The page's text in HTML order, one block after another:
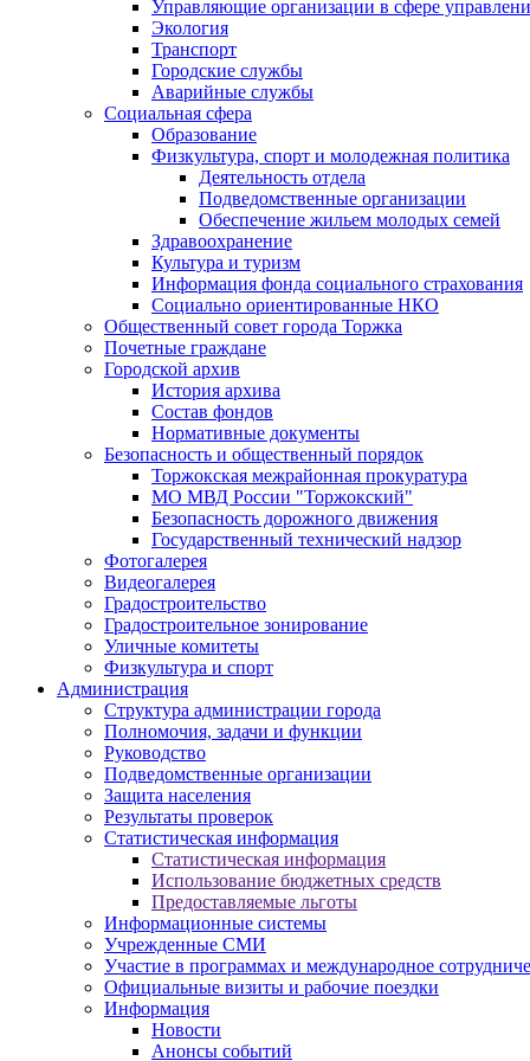
Управляющие организации в сфере
Экология
Транспорт
Городские службы
Аварийные службы
Социальная сфера
Образование
Физкультура, спорт и молодежная политика
Деятельность отдела
Подведомственные организации
Обеспечение жильем молодых семей
Здравоохранение
Культура и туризм
Информация фонда социального страхования
Социально ориентированные НКО
Общественный совет города Торжка
Почетные граждане
Городской архив
История архива
Состав фондов
Нормативные документы
Безопасность и общественный порядок
Торжокская межрайонная прокуратура
МО МВД России "Торжокский"
Безопасность дорожного движения
Государственный технический надзор
Фотогалерея
Видеогалерея
Градостроительство
Градостроительное зонирование
Уличные комитеты
Физкультура и спорт
Администрация
Структура администрации города
Полномочия, задачи и функции
Руководство
Подведомственные организации
Защита населения
Результаты проверок
Статистическая информация
Статистическая информация
Использование бюджетных средств
Предоставляемые льготы
Информационные системы
Учрежденные СМИ
Участие в программах и международное
Официальные визиты и рабочие поездки
Информация
Новости
Анонсы событий